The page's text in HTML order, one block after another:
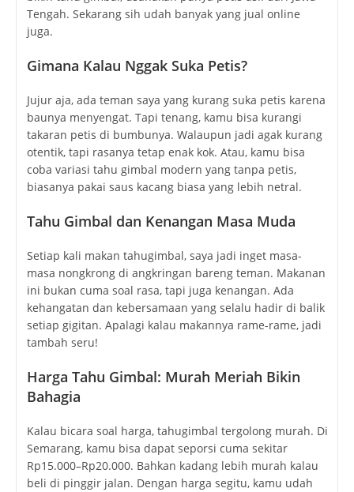
Tengah. Sekarang sih udah banyak yang jual online
juga.
Gimana Kalau Nggak Suka Petis?
Jujur aja, ada teman saya yang kurang suka petis karena
baunya menyengat. Tapi tenang, kamu bisa kurangi
takaran petis di bumbunya. Walaupun jadi agak kurang
otentik, tapi rasanya tetap enak kok. Atau, kamu bisa
coba variasi tahu gimbal modern yang tanpa petis,
biasanya pakai saus kacang biasa yang lebih netral.
Tahu Gimbal dan Kenangan Masa Muda
Setiap kali makan tahugimbal, saya jadi inget masa-
masa nongkrong di angkringan bareng teman. Makanan
ini bukan cuma soal rasa, tapi juga kenangan. Ada
kehangatan dan kebersamaan yang selalu hadir di balik
setiap gigitan. Apalagi kalau makannya rame-rame, jadi
tambah seru!
Harga Tahu Gimbal: Murah Meriah Bikin
Bahagia
Kalau bicara soal harga, tahugimbal tergolong murah. Di
Semarang, kamu bisa dapat seporsi cuma sekitar
Rp15.000–Rp20.000. Bahkan kadang lebih murah kalau
beli di pinggir jalan. Dengan harga segitu, kamu udah